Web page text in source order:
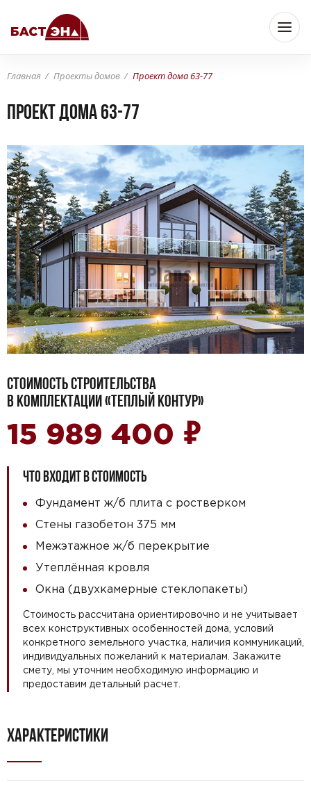
Главная Проекты домов Проект дома 63-77
Проект дома 63-77
СТОИМОСТЬ СТРОИТЕЛЬСТВА
В КОМПЛЕКТАЦИИ «ТЕПЛЫЙ КОНТУР»
15 989 400 ₽
ЧТО ВХОДИТ В СТОИМОСТЬ
Фундамент ж/б плита с ростверком
Стены газобетон 375 мм
Межэтажное ж/б перекрытие
Утеплённая кровля
Окна (двухкамерные стеклопакеты)
Стоимость рассчитана ориентировочно и не учитывает
всех конструктивных особенностей дома, условий
конкретного земельного участка, наличия коммуникаций,
индивидуальных пожеланий к материалам. Закажите
смету, мы уточним необходимую информацию и
предоставим детальный расчет.
ХАРАКТЕРИСТИКИ